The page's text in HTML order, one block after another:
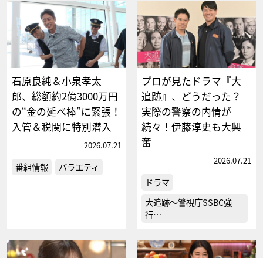
石原良純＆小泉孝太
郎、総額約2億3000万円
の“金の延べ棒”に緊張！
入管＆税関に特別潜入
2026.07.21
番組情報 バラエティ
プロが見たドラマ『大
追跡』、どうだった？
実際の警察の内情が
続々！伊藤淳史も大興
奮
2026.07.21
ドラマ
大追跡～警視庁SSBC強
行…